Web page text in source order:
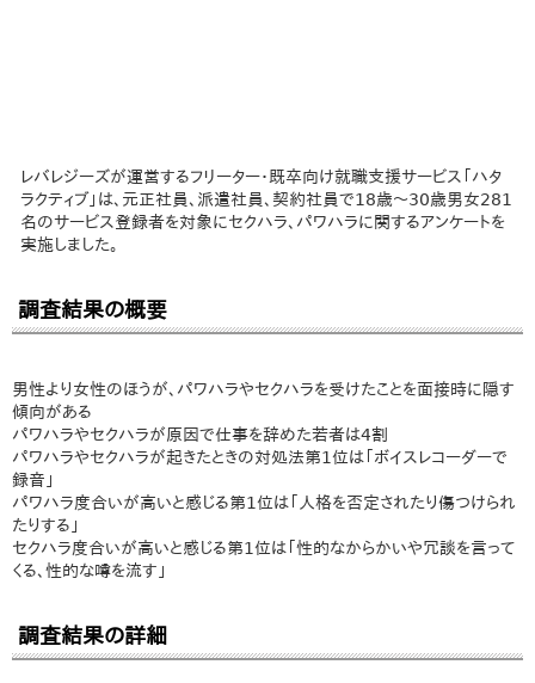
レバレジーズが運営するフリーター・既卒向け就職支援サービス「ハタ
ラクティブ」は、元正社員、派遣社員、契約社員で18歳～30歳男女281
名のサービス登録者を対象にセクハラ、パワハラに関するアンケートを
実施しました。
調査結果の概要
男性より女性のほうが、パワハラやセクハラを受けたことを面接時に隠す
傾向がある
パワハラやセクハラが原因で仕事を辞めた若者は4割
パワハラやセクハラが起きたときの対処法第1位は「ボイスレコーダーで
録音」
パワハラ度合いが高いと感じる第1位は「人格を否定されたり傷つけられ
たりする」
セクハラ度合いが高いと感じる第1位は「性的なからかいや冗談を言って
くる、性的な噂を流す」
調査結果の詳細